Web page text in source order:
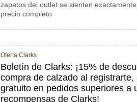
zapatos del outlet se sienten
precio completo
Oferta Clarks
Boletín de Clarks: ¡15% de
compra de calzado al
gratuito en pedidos superiores a
recompensas de Clarks!